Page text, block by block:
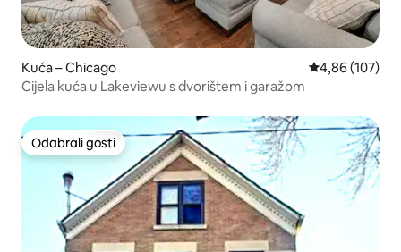
Kuća – Chicago Prosječna
4,86 (107)
Cijela kuća u Lakeviewu s dvorištem i garažom
Odabrali gosti
Odabrali gosti